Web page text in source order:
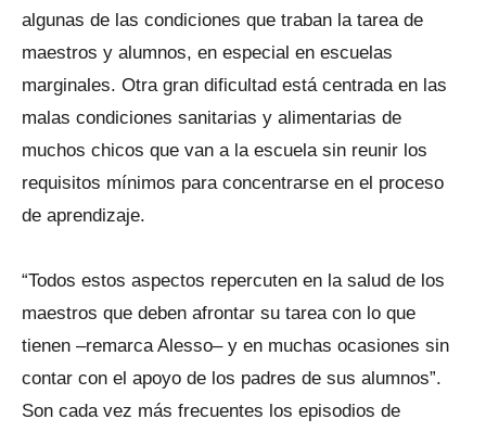
algunas de las condiciones que traban la tarea de
maestros y alumnos, en especial en escuelas
marginales. Otra gran dificultad está centrada en las
malas condiciones sanitarias y alimentarias de
muchos chicos que van a la escuela sin reunir los
requisitos mínimos para concentrarse en el proceso
de aprendizaje.
“Todos estos aspectos repercuten en la salud de los
maestros que deben afrontar su tarea con lo que
tienen –remarca Alesso– y en muchas ocasiones sin
contar con el apoyo de los padres de sus alumnos”.
Son cada vez más frecuentes los episodios de